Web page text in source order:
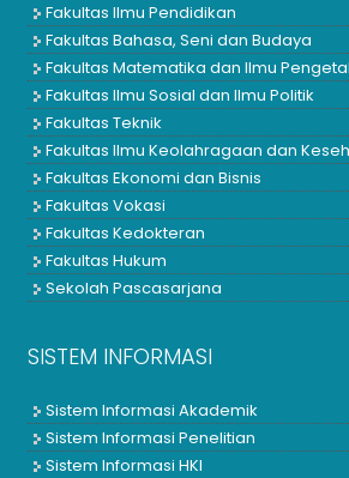
Fakultas Ilmu Pendidikan
Fakultas Bahasa, Seni dan Budaya
Fakultas Matematika dan Ilmu
Fakultas Ilmu Sosial dan Ilmu Politik
Fakultas Teknik
Fakultas Ilmu Keolahragaan dan
Fakultas Ekonomi dan Bisnis
Fakultas Vokasi
Fakultas Kedokteran
Fakultas Hukum
Sekolah Pascasarjana
SISTEM INFORMASI
Sistem Informasi Akademik
Sistem Informasi Penelitian
Sistem Informasi HKI